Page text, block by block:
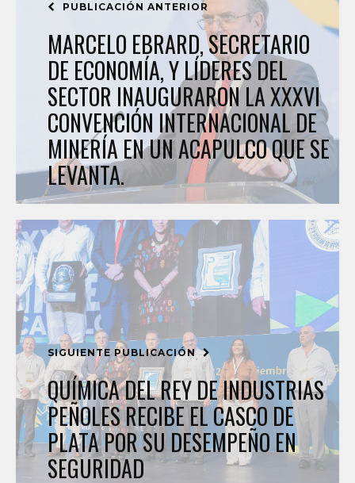
PUBLICACIÓN ANTERIOR
MARCELO EBRARD, SECRETARIO
DE ECONOMÍA, Y LÍDERES DEL
SECTOR INAUGURARON LA XXXVI
CONVENCIÓN INTERNACIONAL DE
MINERÍA EN UN ACAPULCO QUE SE
LEVANTA.
SIGUIENTE PUBLICACIÓN
QUÍMICA DEL REY DE INDUSTRIAS
PEÑOLES RECIBE EL CASCO DE
PLATA POR SU DESEMPEÑO EN
SEGURIDAD